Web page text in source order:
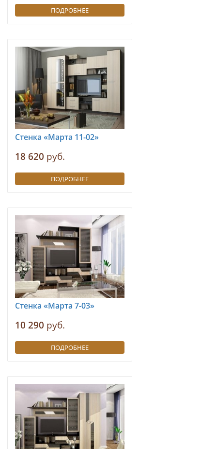
ПОДРОБНЕЕ
Стенка «Марта 11-02»
18 620 руб.
ПОДРОБНЕЕ
Стенка «Марта 7-03»
10 290 руб.
ПОДРОБНЕЕ